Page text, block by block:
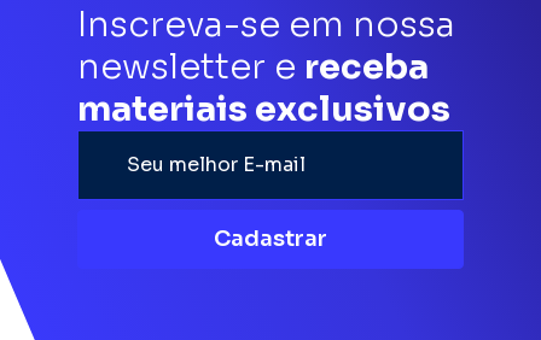
Inscreva-se em nossa
newsletter e receba
materiais exclusivos